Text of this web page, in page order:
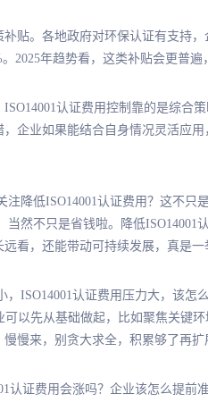
贴。各地政府对环保认证有支持
2025年趋势看，这类补贴会更普
认证费用控制靠的是综合
企业如果能结合自身情况灵活应用
注降低ISO14001认证费用？这不只
当然不只是省钱啦。降低
看，还能带动可持续发展，真是一
，ISO14001认证费用压力大，该怎么
可以先从基础做起，比如聚焦关键
慢来，别贪大求全，积累够了再扩
认证费用会涨吗？企业该怎么提前准